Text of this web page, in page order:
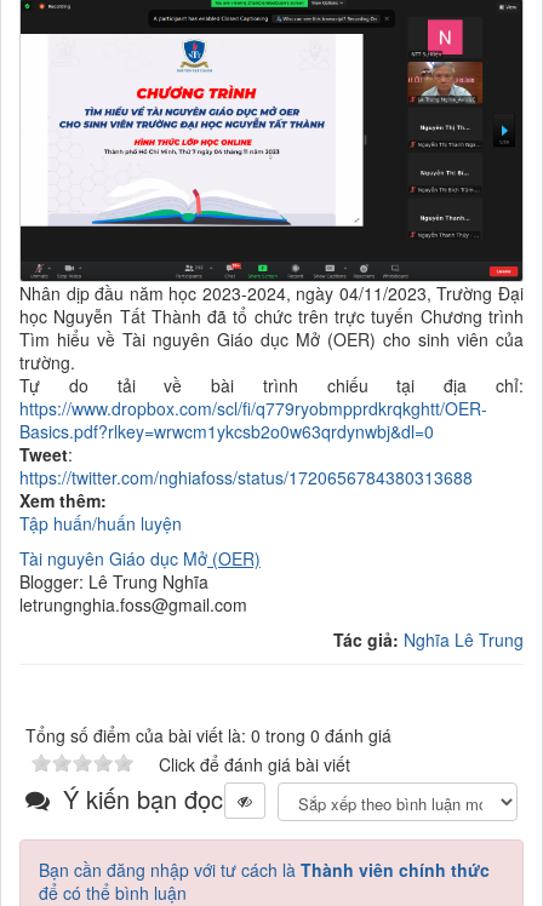
Nhân dịp đầu năm học 2023-2024, ngày 04/11/2023, Trường Đại
học Nguyễn Tất Thành đã tổ chức trên trực tuyến Chương trình
Tìm hiểu về Tài nguyên Giáo dục Mở (OER) cho sinh viên của
trường.
Tự do tải về bài trình chiếu tại địa chỉ:
https://www.dropbox.com/scl/fi/q779ryobmpprdkrqkghtt/OER-
Basics.pdf?rlkey=wrwcm1ykcsb2o0w63qrdynwbj&dl=0
Tweet:
https://twitter.com/nghiafoss/status/1720656784380313688
Xem thêm:
Tập huấn/huấn luyện
Tài nguyên Giáo dục Mở (OER)
Blogger: Lê Trung Nghĩa
letrungnghia.foss@gmail.com
Tác giả: Nghĩa Lê Trung
Tổng số điểm của bài viết là: 0 trong 0 đánh giá
Click để đánh giá bài viết
Ý kiến bạn đọc
Bạn cần đăng nhập với tư cách là Thành viên chính thức
để có thể bình luận